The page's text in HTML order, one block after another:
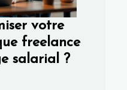
votre
freelance
salarial ?